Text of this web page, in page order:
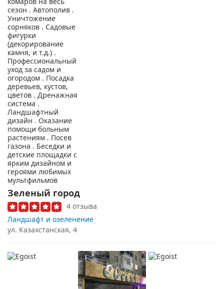
Зеленый город
4 отзыва
Ландшафт и озеленение
ул. Казахстанская, 4